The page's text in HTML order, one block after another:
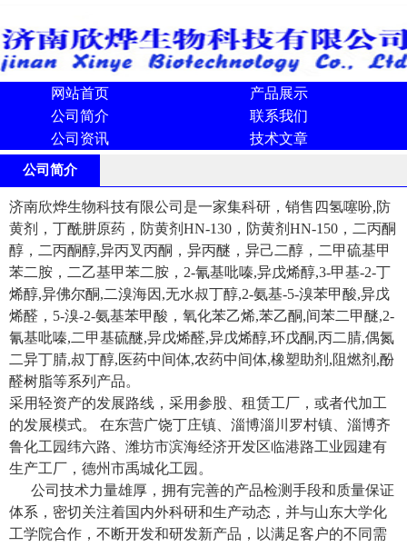
网站首页
产品展示
公司简介
联系我们
公司资讯
技术文章
公司简介
济南欣烨生物科技有限公司是一家集科研，销售四氢噻吩,防
黄剂，丁酰肼原药，防黄剂HN-130，防黄剂HN-150，二丙酮
醇，二丙酮醇,异丙叉丙酮，异丙醚，异己二醇，二甲硫基甲
苯二胺，二乙基甲苯二胺，2-氰基吡嗪,异戊烯醇,3-甲基-2-丁
烯醇,异佛尔酮,二溴海因,无水叔丁醇,2-氨基-5-溴苯甲酸,异戊
烯醛，5-溴-2-氨基苯甲酸，氧化苯乙烯,苯乙酮,间苯二甲醚,2-
氰基吡嗪,二甲基硫醚,异戊烯醛,异戊烯醇,环戊酮,丙二腈,偶氮
二异丁腈,叔丁醇,医药中间体,农药中间体,橡塑助剂,阻燃剂,酚
醛树脂等系列产品。
采用轻资产的发展路线，采用参股、租赁工厂，或者代加工
的发展模式。 在东营广饶丁庄镇、淄博淄川罗村镇、淄博齐
鲁化工园纬六路、潍坊市滨海经济开发区临港路工业园建有
生产工厂，德州市禹城化工园。
公司技术力量雄厚，拥有完善的产品检测手段和质量保证
体系，密切关注着国内外科研和生产动态，并与山东大学化
工学院合作，不断开发和研发新产品，以满足客户的不同需